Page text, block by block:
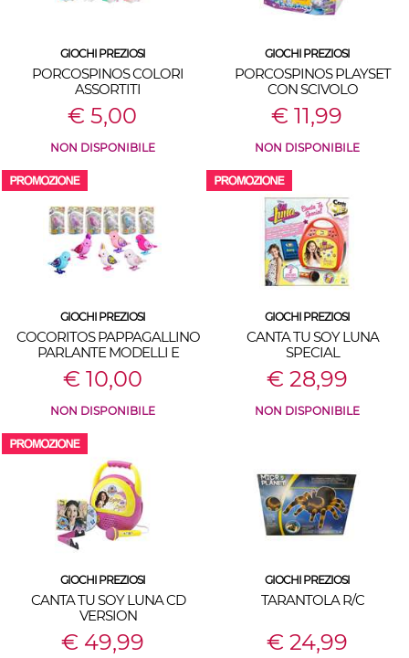
GIOCHI PREZIOSI
PORCOSPINOS COLORI
ASSORTITI
€ 5,00
NON DISPONIBILE
GIOCHI PREZIOSI
PORCOSPINOS PLAYSET
CON SCIVOLO
€ 11,99
NON DISPONIBILE
GIOCHI PREZIOSI
COCORITOS PAPPAGALLINO
PARLANTE MODELLI E
COLORI ASSORTITI
€ 10,00
NON DISPONIBILE
GIOCHI PREZIOSI
CANTA TU SOY LUNA
SPECIAL
€ 28,99
NON DISPONIBILE
GIOCHI PREZIOSI
CANTA TU SOY LUNA CD
VERSION
€ 49,99
GIOCHI PREZIOSI
TARANTOLA R/C
€ 24,99